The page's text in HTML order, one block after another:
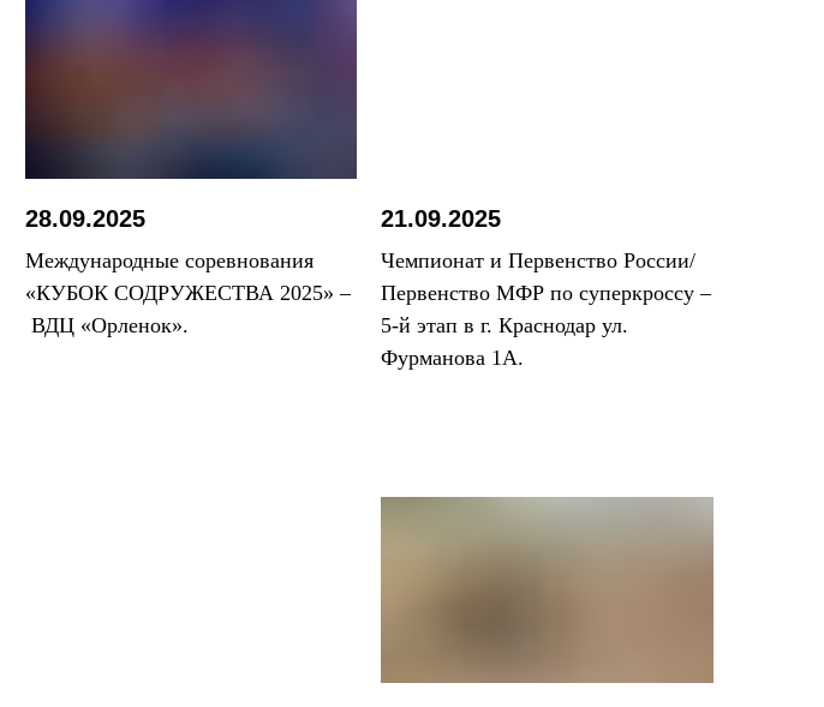
28.09.2025
Международные соревнования
«КУБОК СОДРУЖЕСТВА 2025» –
ВДЦ «Орленок».
21.09.2025
Чемпионат и Первенство России/
Первенство МФР по суперкроссу –
5-й этап в г. Краснодар ул.
Фурманова 1А.